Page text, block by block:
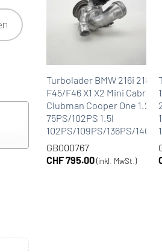
Turbolader BMW 216i 218i
F45/F46 X1 X2 Mini Cabrio
Clubman Cooper One 1.2l
75PS/102PS 1.5l
102PS/109PS/136PS/140PS
GB000767
CHF795.00 (inkl. MwSt.)